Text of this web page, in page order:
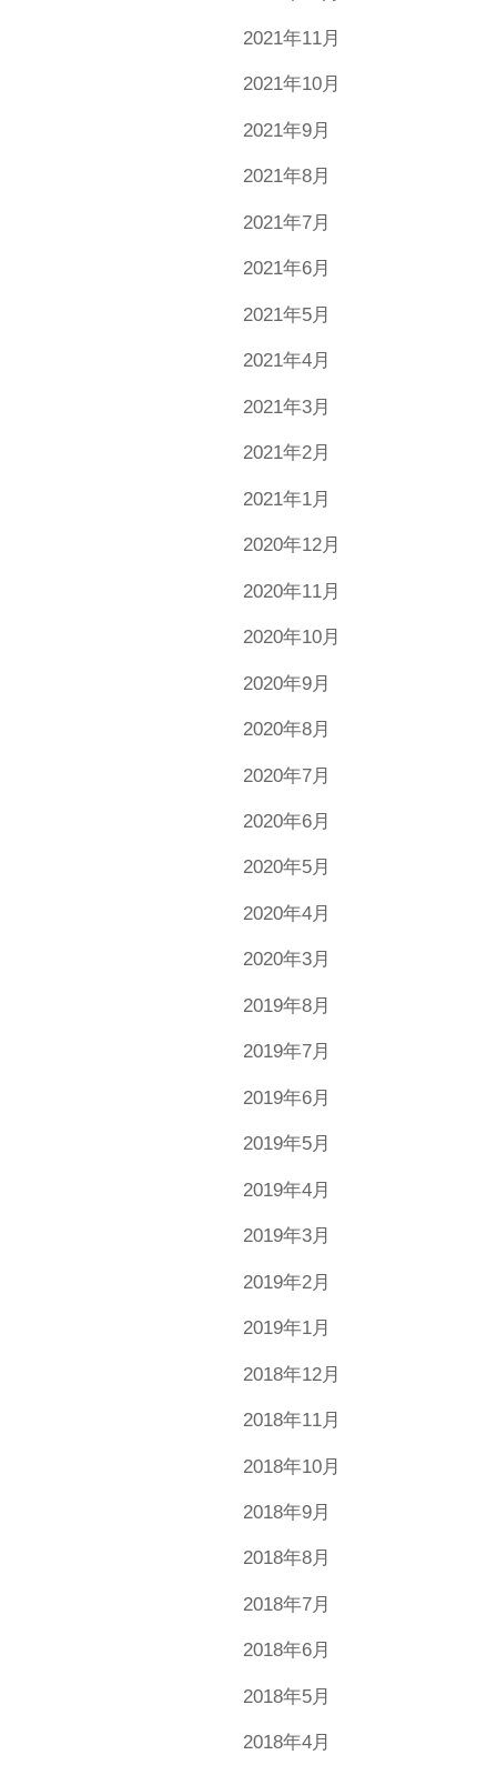
2021年11月
2021年10月
2021年9月
2021年8月
2021年7月
2021年6月
2021年5月
2021年4月
2021年3月
2021年2月
2021年1月
2020年12月
2020年11月
2020年10月
2020年9月
2020年8月
2020年7月
2020年6月
2020年5月
2020年4月
2020年3月
2019年8月
2019年7月
2019年6月
2019年5月
2019年4月
2019年3月
2019年2月
2019年1月
2018年12月
2018年11月
2018年10月
2018年9月
2018年8月
2018年7月
2018年6月
2018年5月
2018年4月